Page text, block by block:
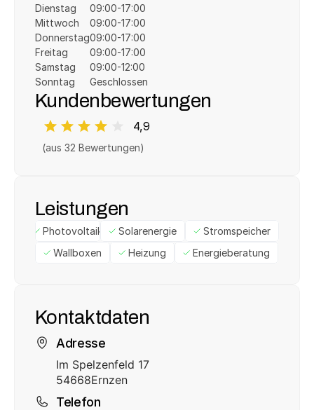
Dienstag
Mittwoch
Donnerstag
Freitag
Samstag
Sonntag
09:00-17:00
09:00-17:00
09:00-17:00
09:00-17:00
09:00-12:00
Geschlossen
Kundenbewertungen
4,9
(aus 32 Bewertungen)
Leistungen
Photovoltaik Solarenergie
Stromspeicher
Wallboxen
Heizung Energieberatung
Kontaktdaten
Adresse
Im Spelzenfeld 17
54668Ernzen
Telefon